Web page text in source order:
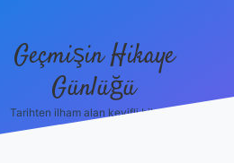
Geçmişin Hikaye
Günlüğü
Tarihten ilham alan keyifli bilgiler!